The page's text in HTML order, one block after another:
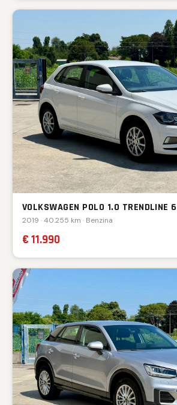
VOLKSWAGEN POLO 1.0 TRENDLINE
2019 · 40.255 km · Benzina
€ 11.990